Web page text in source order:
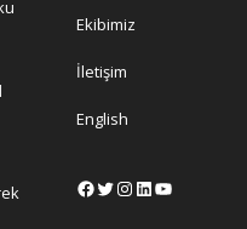
Ekibimiz
İletişim
English
Facebook Twitter Instagram LinkedIn YouTube